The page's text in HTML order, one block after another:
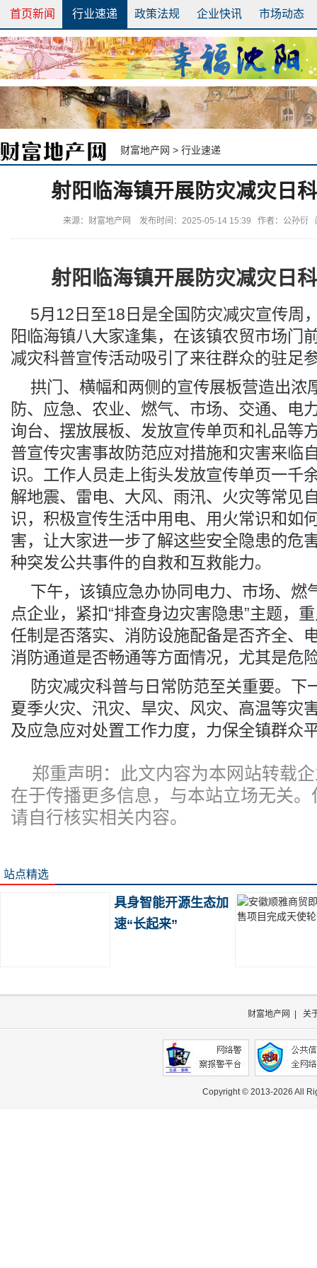
首页新闻 行业速递 政策法规 企业快讯 市场动态
财富地产网 > 行业速递
射阳临海镇开展防灾减灾日
来源：财富地产网 发布时间：2025-05-14 15:39 作者：公孙衍
射阳临海镇开展防灾减灾日
5月12日至18日是全国防灾减灾宣传周
阳临海镇八大家逢集，在该镇农贸市场门
减灾科普宣传活动吸引了来往群众的驻足
拱门、横幅和两侧的宣传展板营造出浓
防、应急、农业、燃气、市场、交通、电
询台、摆放展板、发放宣传单页和礼品等
普宣传灾害事故防范应对措施和灾害来临
识。工作人员走上街头发放宣传单页一千
解地震、雷电、大风、雨汛、火灾等常见
识，积极宣传生活中用电、用火常识和如
害，让大家进一步了解这些安全隐患的危
种突发公共事件的自救和互救能力。
下午，该镇应急办协同电力、市场、燃
点企业，紧扣“排查身边灾害隐患”主题，
任制是否落实、消防设施配备是否齐全、
消防通道是否畅通等方面情况，尤其是危
防灾减灾科普与日常防范至关重要。下
夏季火灾、汛灾、旱灾、风灾、高温等灾
及应急应对处置工作力度，力保全镇群众
郑重声明：此文内容为本网站转载
在于传播更多信息，与本站立场无关
请自行核实相关内容。
站点精选
具身智能开源生态加
速“长起来”
财富地产网 关
Copyright © 2013-2026 All